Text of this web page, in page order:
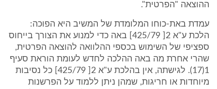
ההוצאה "הפרטית".
עמדת באת-כוחו המלומדת של המשיב היא הפוכה:
הלכת ע"א 2[ 425/79] באה כדי למנוע את הצורך בייחוס
ספציפי של השימוש בכספי ההלוואה להוצאה הפרטית,
שהרי אחרת מה באה ההלכה לחדש לעומת הוראת סעיף
1(17). לגישתה, אין בהלכת ע"א 2[ 425/79] כל נסיבות
מיוחדות או חריגות, שמהן ניתן ללמוד על הפרשנות